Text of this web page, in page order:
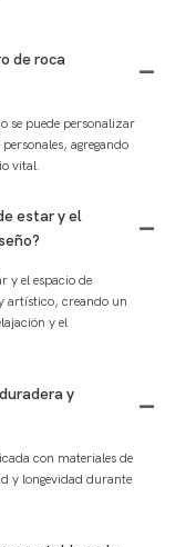
de roca
se puede personalizar
agregando
vital.
estar y el
y el espacio de
artístico, creando un
y el
y
con materiales de
y longevidad durante